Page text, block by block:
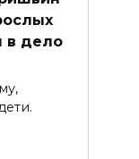
в дело